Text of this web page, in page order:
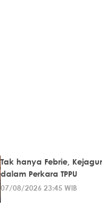
Tak hanya Febrie,
dalam Perkara TPPU
07/08/2026 23:45 WIB